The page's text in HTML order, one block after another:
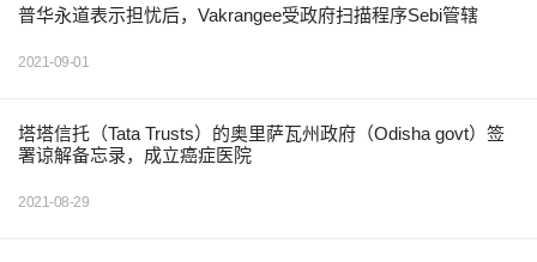
普华永道表示担忧后，Vakrangee受政府扫描程序Sebi管辖
2021-09-01
塔塔信托（Tata Trusts）的奥里萨瓦州政府（Odisha govt）签
署谅解备忘录，成立癌症医院
2021-08-29